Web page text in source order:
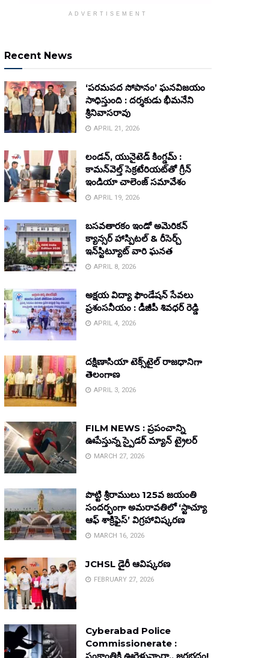
ADVERTISEMENT
Recent News
‘పరమపద సోపానం’ ఘనవిజయం
సాధిస్తుంది : దర్శకుడు భీమనేని
శ్రీనివాసరావు
APRIL 21, 2026
లండన్, యునైటెడ్ కింగ్డమ్ :
కామన్‌వెల్త్ సెక్రటేరియట్‌తో గ్రీన్
ఇండియా చాలెంజ్ సమావేశం
APRIL 19, 2026
బసవతారకం ఇండో అమెరికన్
క్యాన్సర్ హాస్పిటల్ & రీసెర్చ్
ఇన్‌స్టిట్యూట్ వారి ఘనత
APRIL 8, 2026
అక్షయ విద్యా ఫౌండేషన్ సేవలు
ప్రశంసనీయం : డీజీపీ శివధర్ రెడ్డి
APRIL 4, 2026
దక్షిణాసియా టెక్స్‌టైల్ రాజధానిగా
తెలంగాణ
APRIL 3, 2026
FILM NEWS : ప్రపంచాన్ని
ఊపేస్తున్న స్పైడర్ మ్యాన్ ట్రైలర్
MARCH 27, 2026
పొట్టి శ్రీరాములు 125వ జయంతి
సందర్భంగా అమరావతిలో ‘స్టాచ్యూ
ఆఫ్ శాక్రిఫైస్’ విగ్రహావిష్కరణ
MARCH 16, 2026
JCHSL డైరీ ఆవిష్కరణ
FEBRUARY 27, 2026
Cyberabad Police
Commissionerate :